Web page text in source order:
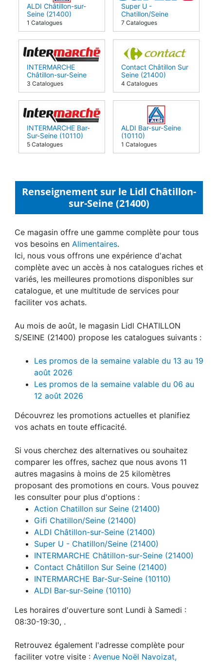
ALDI Châtillon-sur-
Seine (21400)
1 Catalogues
Super U -
Chatillon/Seine
(21400)
7 Catalogues
INTERMARCHE
Châtillon-sur-Seine
(21400)
3 Catalogues
Contact Châtillon Sur
Seine (21400)
4 Catalogues
INTERMARCHE Bar-
Sur-Seine (10110)
5 Catalogues
ALDI Bar-sur-Seine
(10110)
1 Catalogues
Renseignement sur le Lidl Châtillon-
sur-Seine (21400)
Ce magasin offre une gamme complète pour tous
vos besoins en Alimentaires.
Ici, nous vous offrons une expérience d'achat
complète avec un accès à nos catalogues riches et
variés, les meilleures promotions disponibles sur
catalogue, et une multitude de services pour
faciliter vos achats.
Au mois de août, le magasin Lidl CHATILLON
S/SEINE (21400) propose les catalogues suivants :
Les promos de la semaine valable du 13 au 19
août 2026
Les promos de la semaine valable du 06 au
12 août 2026
Découvrez les promotions actuelles et planifiez
vos achats en toute efficacité.
Si vous cherchez des alternatives ou souhaitez
comparer les offres, sachez que nous avons 11
autres magasins à moins de 25 kilomètres
proposant des promotions en cours. Vous pouvez
les consulter pour plus d'options :
Action Chatillon sur Seine (21400)
Gifi Chatillon/Seine (21400)
ALDI Châtillon-sur-Seine (21400)
Super U - Chatillon/Seine (21400)
INTERMARCHE Châtillon-sur-Seine (21400)
Contact Châtillon Sur Seine (21400)
INTERMARCHE Bar-Sur-Seine (10110)
ALDI Bar-sur-Seine (10110)
Les horaires d'ouverture sont Lundi à Samedi :
08:30-19:30, .
Retrouvez également l'adresse complète pour
faciliter votre visite : Avenue Noël Navoizat,